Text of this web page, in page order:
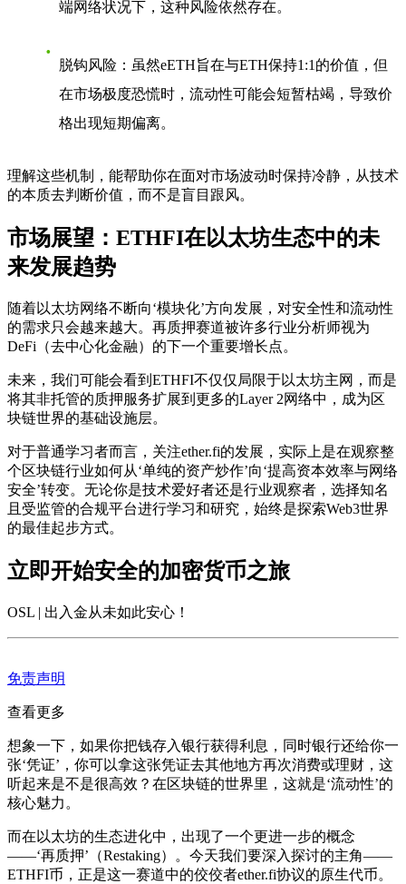
端网络状况下，这种风险依然存在。
脱钩风险 ：虽然eETH旨在与ETH保持1:1的价值，但
在市场极度恐慌时，流动性可能会短暂枯竭，导致价
格出现短期偏离。
理解这些机制，能帮助你在面对市场波动时保持冷静，从技术
的本质去判断价值，而不是盲目跟风。
市场展望：ETHFI在以太坊生态中的未
来发展趋势
随着以太坊网络不断向‘模块化’方向发展，对安全性和流动性
的需求只会越来越大。再质押赛道被许多行业分析师视为
DeFi（去中心化金融）的下一个重要增长点。
未来，我们可能会看到ETHFI不仅仅局限于以太坊主网，而是
将其非托管的质押服务扩展到更多的Layer 2网络中，成为区
块链世界的基础设施层。
对于普通学习者而言，关注ether.fi的发展，实际上是在观察整
个区块链行业如何从‘单纯的资产炒作’向‘提高资本效率与网络
安全’转变。无论你是技术爱好者还是行业观察者，选择知名
且受监管的合规平台进行学习和研究，始终是探索Web3世界
的最佳起步方式。
立即开始安全的加密货币之旅
OSL | 出入金从未如此安心 ！
免责声明
查看更多
想象一下，如果你把钱存入银行获得利息，同时银行还给你一
张‘凭证’，你可以拿这张凭证去其他地方再次消费或理财，这
听起来是不是很高效？在区块链的世界里，这就是‘流动性’的
核心魅力。
而在以太坊的生态进化中，出现了一个更进一步的概念
——‘再质押’（Restaking）。今天我们要深入探讨的主角——
ETHFI币，正是这一赛道中的佼佼者ether.fi协议的原生代币。